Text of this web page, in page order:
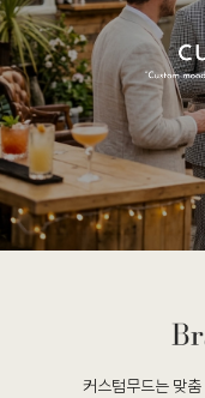
커스텀무드는 맞